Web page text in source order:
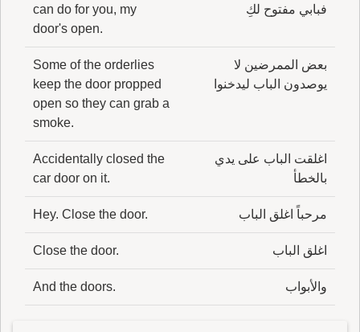
فبابي مفتوح لكِ
can do for you, my
door's open.
بعض الممرضين لا
يوصدون الباب ليدخنوا
Some of the orderlies
keep the door propped
open so they can grab a
smoke.
اغلقت الباب على يدي
بالخطأ
Accidentally closed the
car door on it.
مرحباً اغلق الباب Hey. Close the door.
اغلق الباب Close the door.
والأبواب And the doors.